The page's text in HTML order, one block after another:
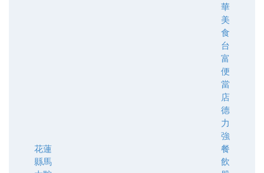
花蓮
縣馬
華
美
食
台
富
便
當
店
德
力
強
餐
飲